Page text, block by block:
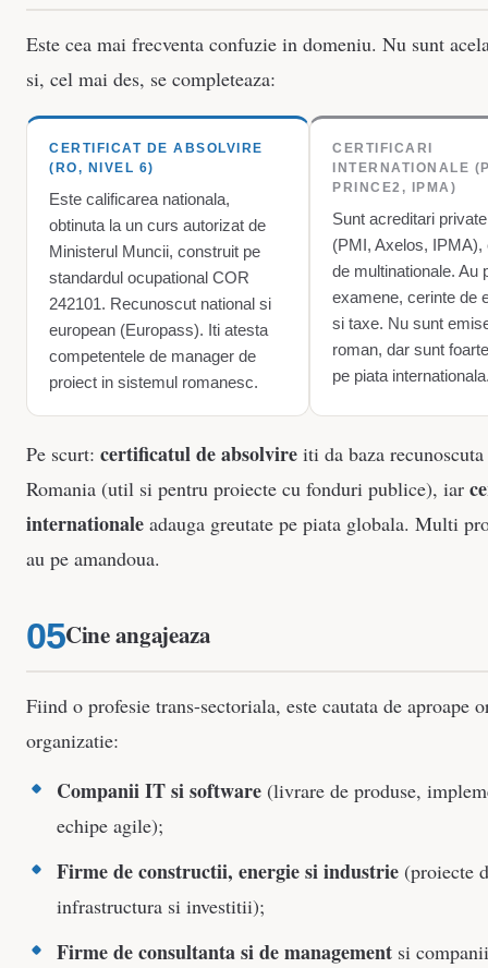
Este cea mai frecventa confuzie in domeniu. Nu sunt
si, cel mai des, se completeaza:
CERTIFICAT DE ABSOLVIRE
(RO, NIVEL 6)
Este calificarea nationala,
obtinuta la un curs autorizat de
Ministerul Muncii, construit pe
standardul ocupational COR
242101. Recunoscut national si
european (Europass). Iti atesta
competentele de manager de
proiect in sistemul romanesc.
CERTIFICARI
INTERNATIONALE
PRINCE2, IPMA)
Sunt acreditari
(PMI, Axelos, IPMA),
de multinationale. Au
examene, cerinte de
si taxe. Nu sunt
roman, dar sunt
pe piata
Pe scurt: certificatul de absolvire iti da baza
Romania (util si pentru proiecte cu fonduri publice), iar
internationale adauga greutate pe piata globala. Multi
au pe amandoua.
Cine angajeaza
Fiind o profesie trans-sectoriala, este cautata de aproape
organizatie:
Companii IT si software (livrare de produse,
echipe agile);
Firme de constructii, energie si industrie (proiecte
infrastructura si investitii);
Firme de consultanta si de management si